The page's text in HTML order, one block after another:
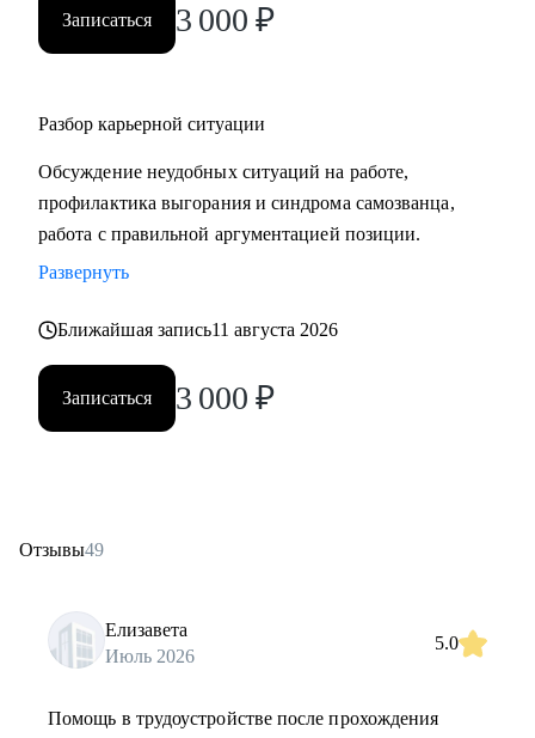
Записаться 3 000 ₽
Разбор карьерной ситуации
Обсуждение неудобных ситуаций на работе,
профилактика выгорания и синдрома самозванца,
работа с правильной аргументацией позиции.
Развернуть
Ближайшая запись11 августа 2026
Записаться 3 000 ₽
Отзывы49
Елизавета
Июль 2026
5.0
Помощь в трудоустройстве после прохождения